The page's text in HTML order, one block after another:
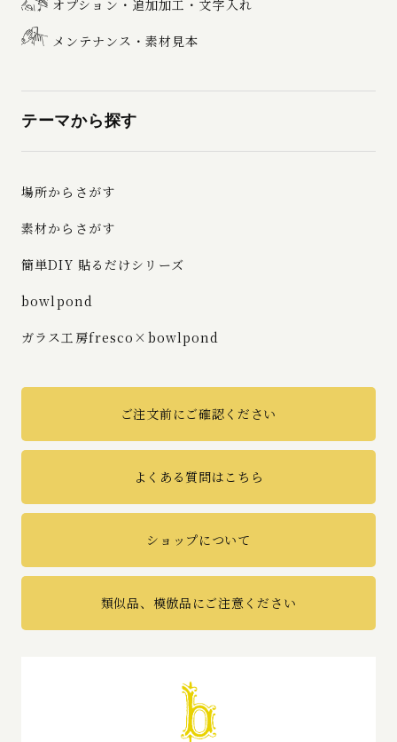
オプション・追加加工・文字入れ
メンテナンス・素材見本
テーマから探す
場所からさがす
素材からさがす
簡単DIY 貼るだけシリーズ
bowlpond
ガラス工房fresco×bowlpond
ご注文前にご確認ください
よくある質問はこちら
ショップについて
類似品、模倣品にご注意ください